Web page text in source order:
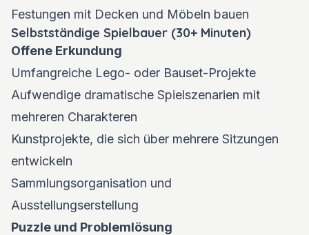
Festungen mit Decken und Möbeln bauen
Selbstständige Spielbauer (30+ Minuten)
Offene Erkundung
Umfangreiche Lego- oder Bauset-Projekte
Aufwendige dramatische Spielszenarien mit
mehreren Charakteren
Kunstprojekte, die sich über mehrere Sitzungen
entwickeln
Sammlungsorganisation und
Ausstellungserstellung
Puzzle und Problemlösung